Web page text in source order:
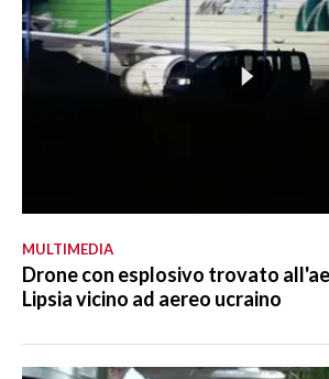
MULTIMEDIA
Drone con esplosivo trovato
Lipsia vicino ad aereo ucraino